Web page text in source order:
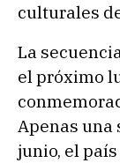
culturales
La
el próximo
Apenas una
junio, el